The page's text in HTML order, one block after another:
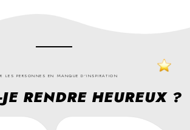
LES PERSONNES EN MANQUE D'INSPIRATION
RENDRE HEUREUX ?